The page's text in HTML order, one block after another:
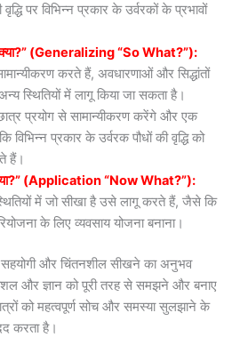
पर विभिन्न प्रकार के उर्वरकों के प्रभावों
क्या?” (Generalizing “So What?”):
करते हैं, अवधारणाओं और सिद्धांतों
स्थितियों में लागू किया जा सकता है।
प्रयोग से सामान्यीकरण करेंगे और एक
विभिन्न प्रकार के उर्वरक पौधों की वृद्धि को
हैं।
(Application “Now What?”):
में जो सीखा है उसे लागू करते हैं, जैसे कि
के लिए व्यवसाय योजना बनाना।
सहयोगी और चिंतनशील सीखने का अनुभव
और ज्ञान को पूरी तरह से समझने और बनाए
को महत्वपूर्ण सोच और समस्या सुलझाने के
करता है।